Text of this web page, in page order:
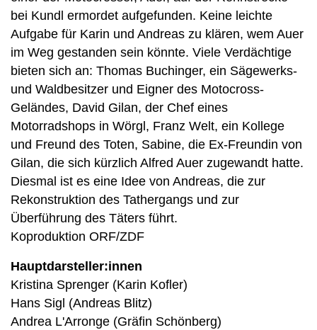
bei Kundl ermordet aufgefunden. Keine leichte
Aufgabe für Karin und Andreas zu klären, wem Auer
im Weg gestanden sein könnte. Viele Verdächtige
bieten sich an: Thomas Buchinger, ein Sägewerks-
und Waldbesitzer und Eigner des Motocross-
Geländes, David Gilan, der Chef eines
Motorradshops in Wörgl, Franz Welt, ein Kollege
und Freund des Toten, Sabine, die Ex-Freundin von
Gilan, die sich kürzlich Alfred Auer zugewandt hatte.
Diesmal ist es eine Idee von Andreas, die zur
Rekonstruktion des Tathergangs und zur
Überführung des Täters führt.
Koproduktion ORF/ZDF
Hauptdarsteller:innen
Kristina Sprenger (Karin Kofler)
Hans Sigl (Andreas Blitz)
Andrea L'Arronge (Gräfin Schönberg)